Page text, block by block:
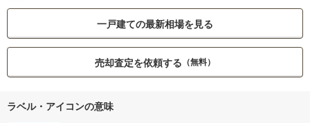
一戸建ての最新相場を見る
売却査定を依頼する （無料）
ラベル・アイコンの意味